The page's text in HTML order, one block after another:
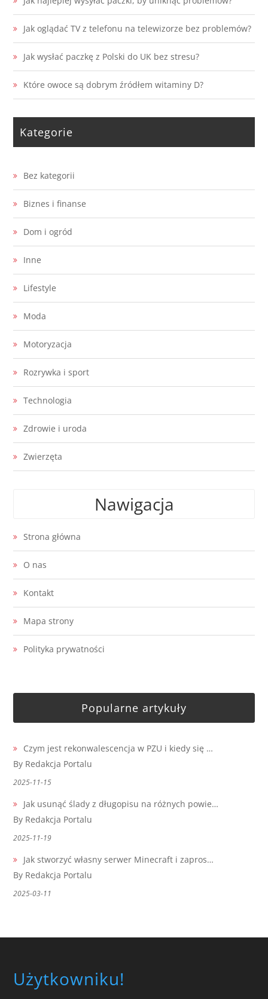
Jak oglądać TV z telefonu na telewizorze bez problemów?
Jak wysłać paczkę z Polski do UK bez stresu?
Które owoce są dobrym źródłem witaminy D?
Kategorie
Bez kategorii
Biznes i finanse
Dom i ogród
Inne
Lifestyle
Moda
Motoryzacja
Rozrywka i sport
Technologia
Zdrowie i uroda
Zwierzęta
Nawigacja
Strona główna
O nas
Kontakt
Mapa strony
Polityka prywatności
Popularne artykuły
Czym jest rekonwalescencja w PZU i kiedy się …
By Redakcja Portalu
2025-11-15
Jak usunąć ślady z długopisu na różnych powie…
By Redakcja Portalu
2025-11-19
Jak stworzyć własny serwer Minecraft i zapros…
By Redakcja Portalu
2025-03-11
Użytkowniku!